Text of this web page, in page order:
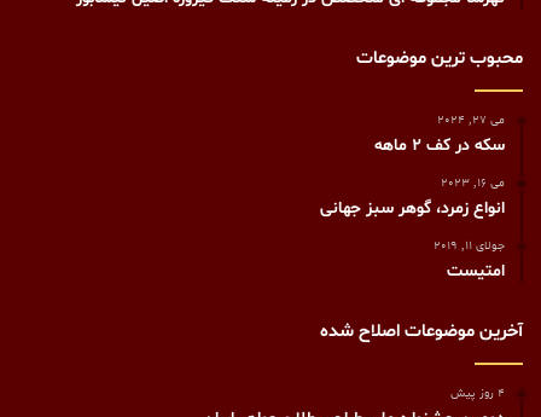
محبوب ترین موضوعات
می 27, 2024
سکه در کف ۲ ماهه
می 16, 2023
انواع زمرد، گوهر سبز جهانی
جولای 11, 2019
امتیست
آخرین موضوعات اصلاح شده
4 روز پیش